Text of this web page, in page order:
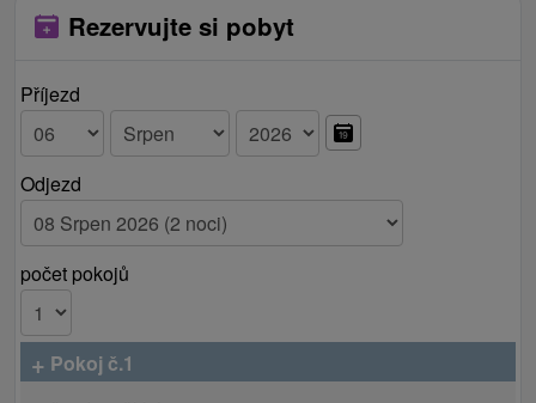
Rezervujte si pobyt
Příjezd
Odjezd
počet pokojů
+ Pokoj č.1